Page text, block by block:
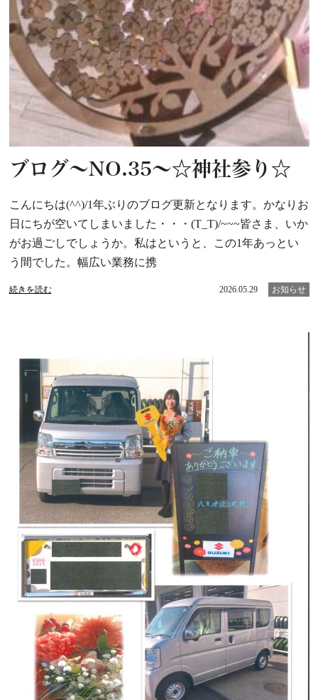
ブログ～NO.35～☆神社参り☆
こんにちは(^^)/1年ぶりのブログ更新となります。かなりお
日にちが空いてしまいました・・・(T_T)/~~~皆さま、いか
がお過ごしでしょうか。私はというと、この1年あっとい
う間でした。幅広い業務に携
続きを読む 2026.05.29 お知らせ